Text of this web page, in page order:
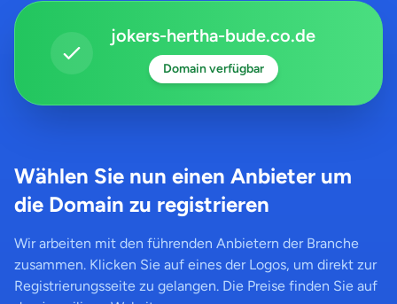
jokers-hertha-bude.co.de
Domain verfügbar
Wählen Sie nun einen Anbieter um
die Domain zu registrieren
Wir arbeiten mit den führenden Anbietern der Branche
zusammen. Klicken Sie auf eines der Logos, um direkt zur
Registrierungsseite zu gelangen. Die Preise finden Sie auf